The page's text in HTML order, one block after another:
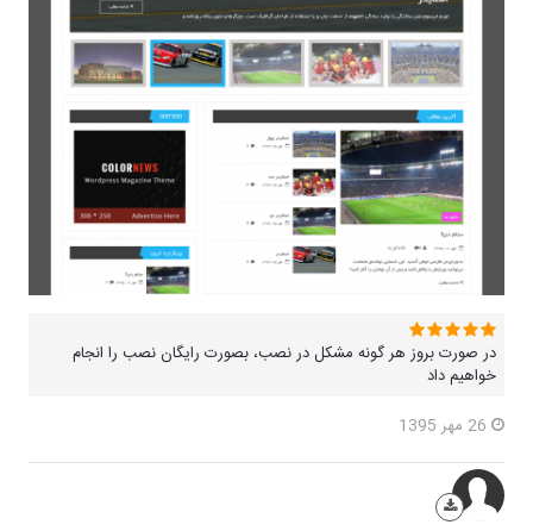
در صورت بروز هر گونه مشکل در نصب، بصورت رایگان نصب را انجام
خواهیم داد
26 مهر 1395